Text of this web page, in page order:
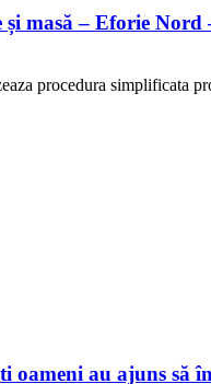
masă – Eforie Nord
procedura simplificata
oameni au ajuns să